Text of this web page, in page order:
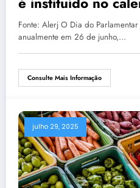
estado
Fonte: Alerj O Dia do
anualmente em 26 de junho,…
Consulte Mais Informação
julho 29, 2025